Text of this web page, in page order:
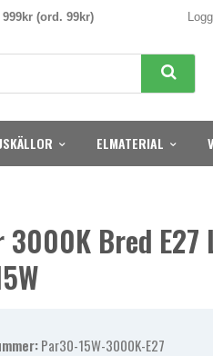
(ord. 99kr)
ELMATERIAL
Bred E27
Par30-15W-3000K-E27